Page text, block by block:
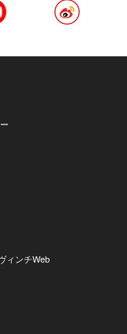
ィンチWeb